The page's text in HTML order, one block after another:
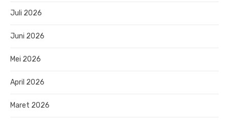
Juli 2026
Juni 2026
Mei 2026
April 2026
Maret 2026